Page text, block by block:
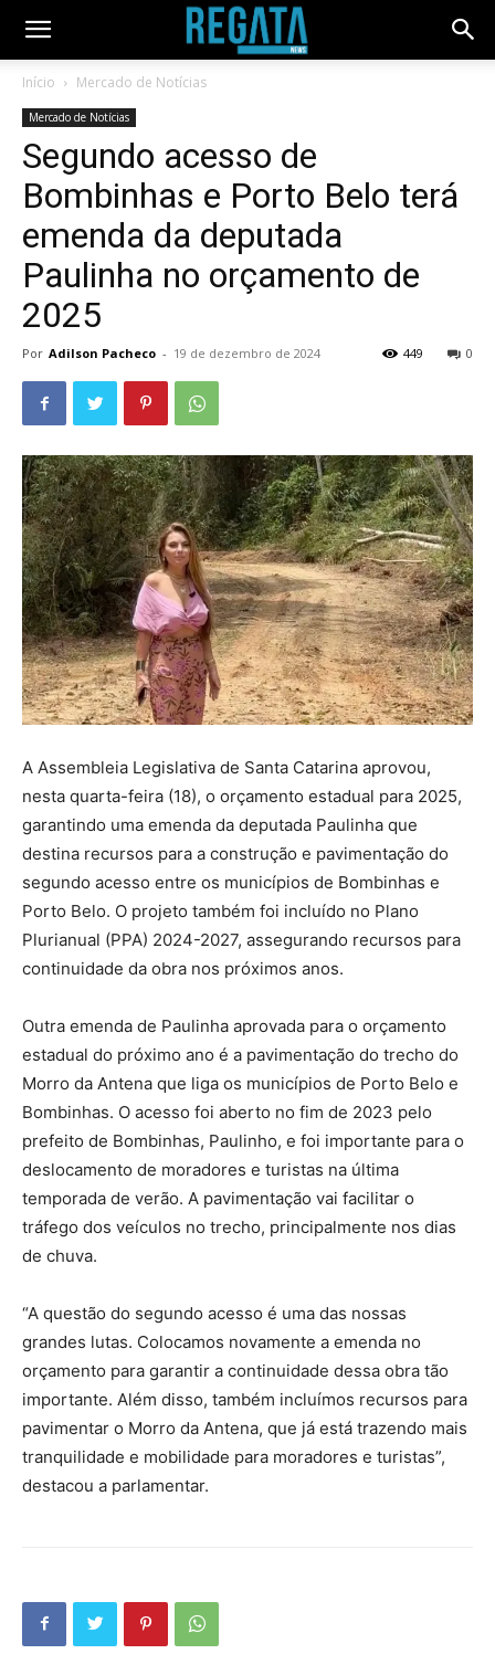
Início Mercado de Notícias
Mercado de Notícias
Segundo acesso de
Bombinhas e Porto Belo terá
emenda da deputada
Paulinha no orçamento de
2025
Por Adilson Pacheco - 19 de dezembro de 2024 0
449
A Assembleia Legislativa de Santa Catarina aprovou,
nesta quarta-feira (18), o orçamento estadual para 2025,
garantindo uma emenda da deputada Paulinha que
destina recursos para a construção e pavimentação do
segundo acesso entre os municípios de Bombinhas e
Porto Belo. O projeto também foi incluído no Plano
Plurianual (PPA) 2024-2027, assegurando recursos para
continuidade da obra nos próximos anos.
Outra emenda de Paulinha aprovada para o orçamento
estadual do próximo ano é a pavimentação do trecho do
Morro da Antena que liga os municípios de Porto Belo e
Bombinhas. O acesso foi aberto no fim de 2023 pelo
prefeito de Bombinhas, Paulinho, e foi importante para o
deslocamento de moradores e turistas na última
temporada de verão. A pavimentação vai facilitar o
tráfego dos veículos no trecho, principalmente nos dias
de chuva.
“A questão do segundo acesso é uma das nossas
grandes lutas. Colocamos novamente a emenda no
orçamento para garantir a continuidade dessa obra tão
importante. Além disso, também incluímos recursos para
pavimentar o Morro da Antena, que já está trazendo mais
tranquilidade e mobilidade para moradores e turistas”,
destacou a parlamentar.